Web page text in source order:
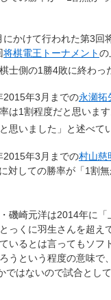
かけて行われた第3回
将棋電王トーナメントの
士側の1勝4敗に終わっ
2015年3月までの永瀬拓
は1割程度だと思いま
思いました」と述べて
2015年3月までの村山慈
対しての勝率が「1割
磯崎元洋は2014年に「
っくに羽生さんを超え
いるとは言ってもソフ
うという程度の意味で
ではないので試合とし